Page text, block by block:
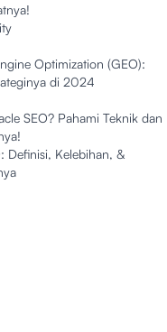
Optimization (GEO):
di 2024
SEO? Pahami Teknik dan
Definisi, Kelebihan, &